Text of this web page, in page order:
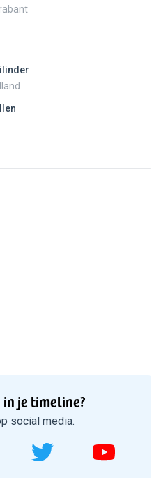
in je timeline?
social media.